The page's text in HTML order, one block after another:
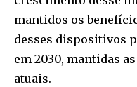
mantidos os
desses dispositivos
em 2030, mantidas
atuais.